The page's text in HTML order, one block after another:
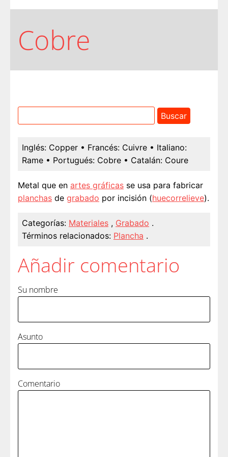
Cobre
Inglés: Copper • Francés: Cuivre • Italiano:
Rame • Portugués: Cobre • Catalán: Coure
Metal que en artes gráficas se usa para fabricar
planchas de grabado por incisión (huecorrelieve).
Categorías: Materiales , Grabado .
Términos relacionados: Plancha .
Añadir comentario
Su nombre
Asunto
Comentario